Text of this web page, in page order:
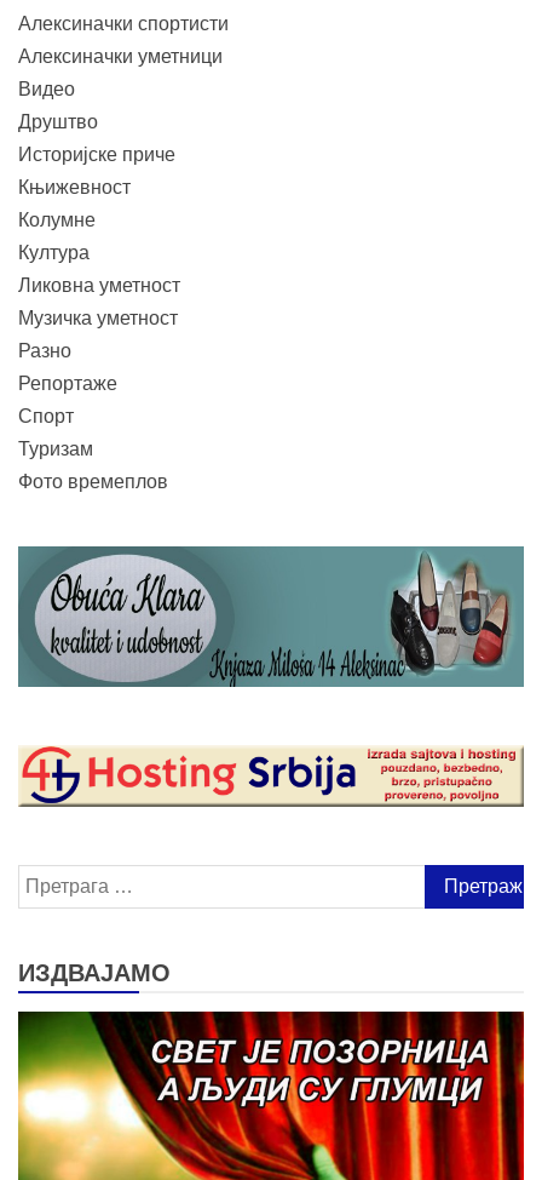
Алексиначки спортисти
Алексиначки уметници
Видео
Друштво
Историјске приче
Књижевност
Колумне
Култура
Ликовна уметност
Музичка уметност
Разно
Репортаже
Спорт
Туризам
Фото времеплов
Претрага
за:
ИЗДВАЈАМО